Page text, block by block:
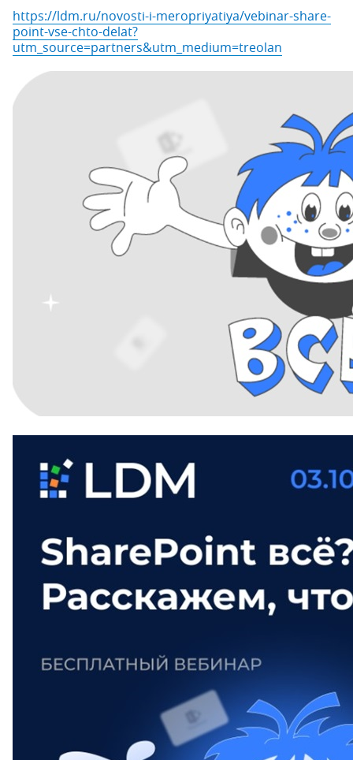
https://ldm.ru/novosti-i-meropriyatiya/vebinar-share-
point-vse-chto-delat?
utm_source=partners&utm_medium=treolan